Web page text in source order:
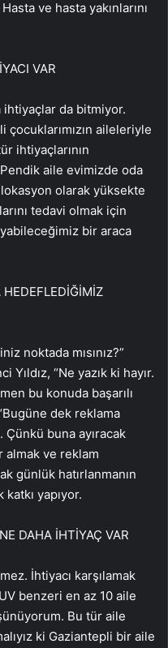
ve hasta yakınlarını
VAR
ihtiyaçlar da bitmiyor.
çocuklarımızın aileleriyle
ihtiyaçlarının
aile evimizde oda
lokasyon olarak yüksekte
tedavi olmak için
bir araca
noktada mısınız?”
“Ne yazık ki hayır.
bu konuda başarılı
dek reklama
Çünkü buna ayıracak
almak ve reklam
günlük hatırlanmanın
yapıyor.
DAHA İHTİYAÇ VAR
İhtiyacı karşılamak
benzeri en az 10 aile
Bu tür aile
ki Gaziantepli bir aile